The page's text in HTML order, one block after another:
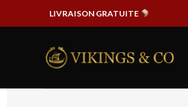
au
LIVRAISON GRATUITE